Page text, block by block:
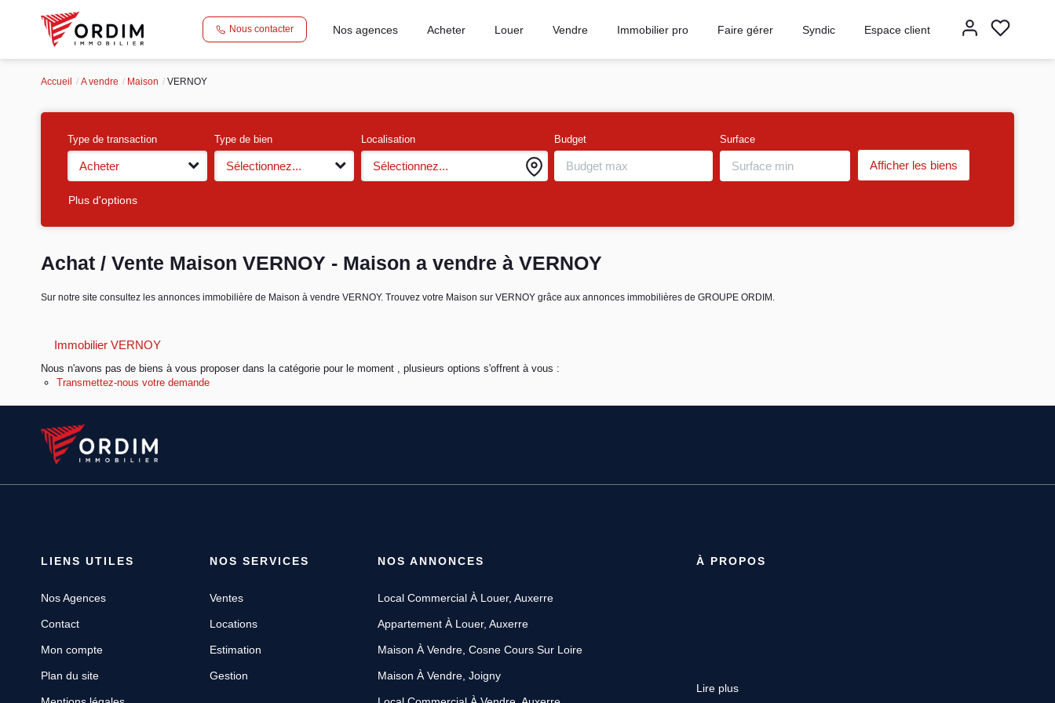
Nous contacter Nos agences Acheter Louer Vendre Immobilier pro Faire gérer Syndic Espace client
Accueil A vendre Maison VERNOY
Type de transaction
Acheter
Type de bien
Sélectionnez...
Localisation
Sélectionnez...
Budget Surface
Plus d'options
Achat / Vente Maison VERNOY - Maison a vendre à VERNOY
Sur notre site consultez les annonces immobilière de Maison à vendre VERNOY. Trouvez votre Maison sur VERNOY grâce aux annonces immobilières de GROUPE ORDIM.
Immobilier VERNOY
Nous n'avons pas de biens à vous proposer dans la catégorie pour le moment , plusieurs options s'offrent à vous :
Transmettez-nous votre demande
LIENS UTILES
Nos Agences
Contact
Mon compte
Plan du site
NOS SERVICES
Ventes
Locations
Estimation
Gestion
NOS ANNONCES
Local Commercial À Louer, Auxerre
Appartement À Louer, Auxerre
Maison À Vendre, Cosne Cours Sur Loire
Maison À Vendre, Joigny
À PROPOS
Lire plus